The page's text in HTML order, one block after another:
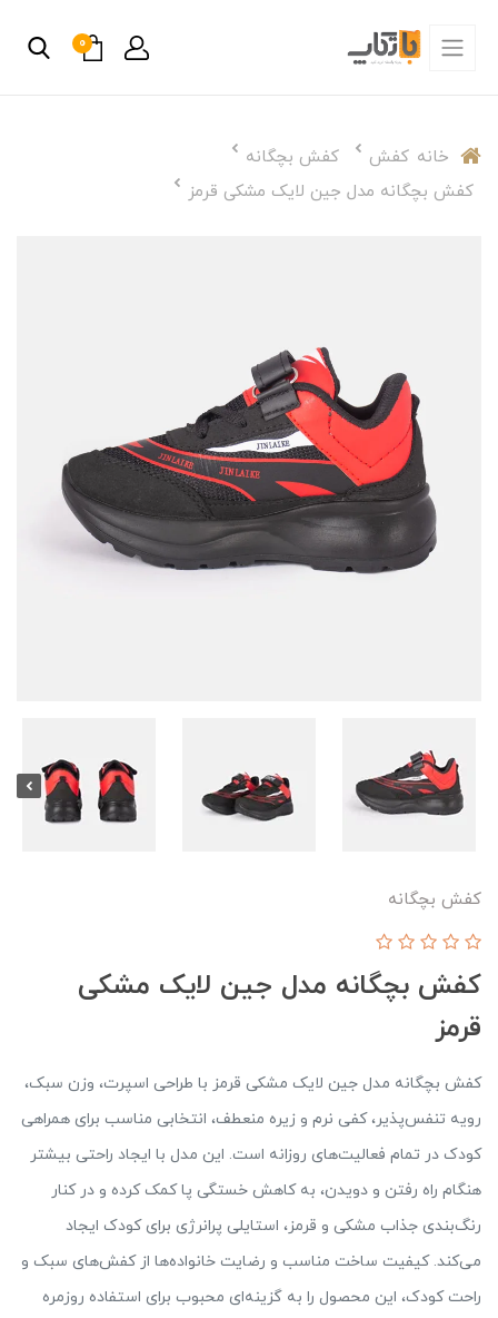
0
خانه کفش
کفش بچگانه
کفش بچگانه مدل جین لایک مشکی قرمز
کفش بچگانه
کفش بچگانه مدل جین لایک مشکی
قرمز
کفش بچگانه مدل جین لایک مشکی قرمز با طراحی اسپرت، وزن سبک،
رویه تنفس‌پذیر، کفی نرم و زیره منعطف، انتخابی مناسب برای همراهی
کودک در تمام فعالیت‌های روزانه است. این مدل با ایجاد راحتی بیشتر
هنگام راه رفتن و دویدن، به کاهش خستگی پا کمک کرده و در کنار
رنگ‌بندی جذاب مشکی و قرمز، استایلی پرانرژی برای کودک ایجاد
می‌کند. کیفیت ساخت مناسب و رضایت خانواده‌ها از کفش‌های سبک و
راحت کودک، این محصول را به گزینه‌ای محبوب برای استفاده روزمره